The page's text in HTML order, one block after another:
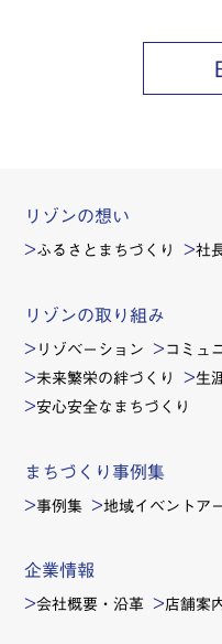
リゾンの想い
ふるさとまちづくり 社
リゾンの取り組み
リゾベーション コミュ
未来繁栄の絆づくり 生
安心安全なまちづくり
まちづくり事例集
事例集 地域イベントア
企業情報
会社概要・沿革 店舗案